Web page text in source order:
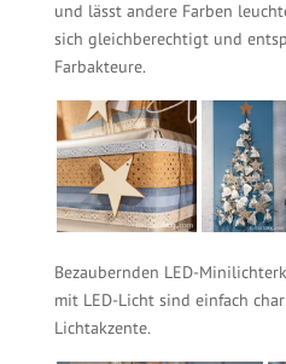
und lässt andere Farben
sich gleichberechtigt und
Farbakteure.
Bezaubernden LED-
mit LED-Licht sind einfach
Lichtakzente.